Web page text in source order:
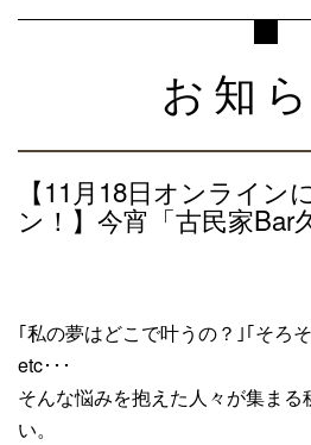
お知
【11月18日オンライン
ン！】今宵「古民家Bar
｢私の夢はどこで叶うの？｣｢そろ
etc･･･
そんな悩みを抱えた人々が集ま
い。